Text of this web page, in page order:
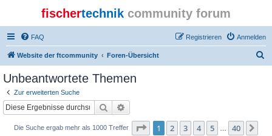
fischertechnik community forum
FAQ Anmelden
Registrieren
Website der ftcommunity Foren-Übersicht
Unbeantwortete Themen
Zur erweiterten Suche
Suche
Die Suche ergab mehr als 1000 Treffer Seite 1von 40
1 2 3 4 5 40